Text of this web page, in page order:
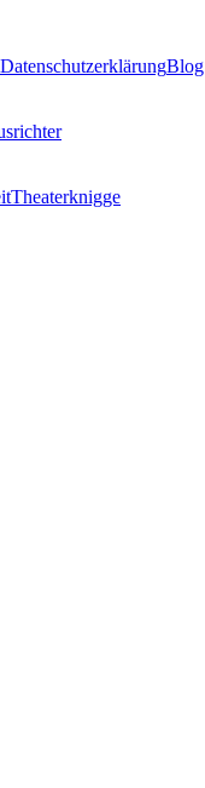
DatenschutzerklärungBlog
Theaterknigge